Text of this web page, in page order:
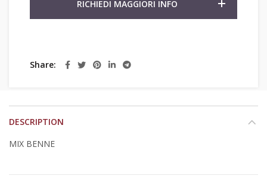
RICHIEDI MAGGIORI INFO
Share
DESCRIPTION
MIX BENNE